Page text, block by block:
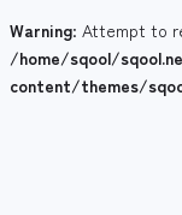
Warning: Attempt to
/home/sqool/
content/themes/